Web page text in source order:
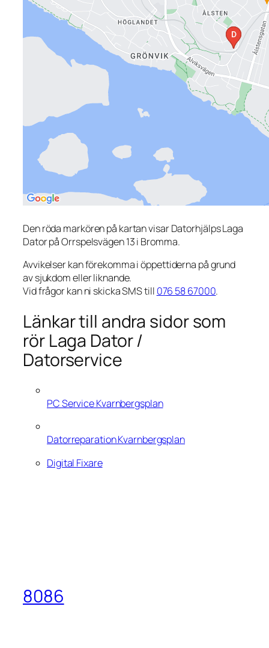
Den röda markören på kartan visar Datorhjälps Laga
Dator på Orrspelsvägen 13 i Bromma.
Avvikelser kan förekomma i öppettiderna på grund
av sjukdom eller liknande.
Vid frågor kan ni skicka SMS till 076 58 67000.
Länkar till andra sidor som
rör Laga Dator /
Datorservice
PC Service Kvarnbergsplan
Datorreparation Kvarnbergsplan
Digital Fixare
8086